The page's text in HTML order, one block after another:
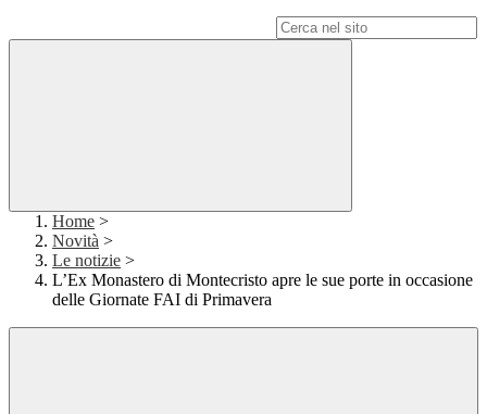
Home >
Novità >
Le notizie >
L’Ex Monastero di Montecristo apre le sue porte in occasione
delle Giornate FAI di Primavera